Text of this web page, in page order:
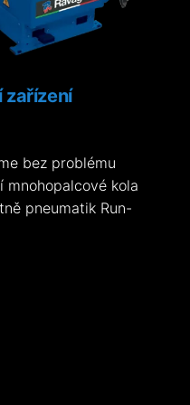
zařízení
bez problému
mnohopalcové kola
pneumatik Run-